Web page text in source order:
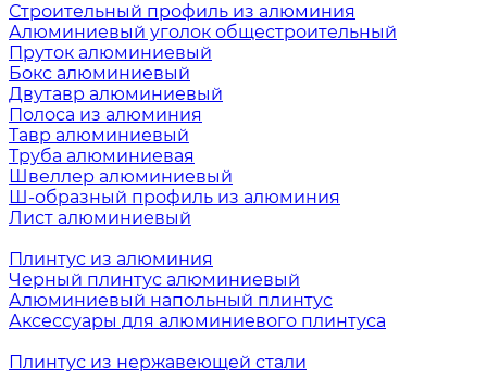
Строительный профиль из алюминия
Алюминиевый уголок общестроительный
Пруток алюминиевый
Бокс алюминиевый
Двутавр алюминиевый
Полоса из алюминия
Тавр алюминиевый
Труба алюминиевая
Швеллер алюминиевый
Ш-образный профиль из алюминия
Лист алюминиевый
Плинтус из алюминия
Черный плинтус алюминиевый
Алюминиевый напольный плинтус
Аксессуары для алюминиевого плинтуса
Плинтус из нержавеющей стали